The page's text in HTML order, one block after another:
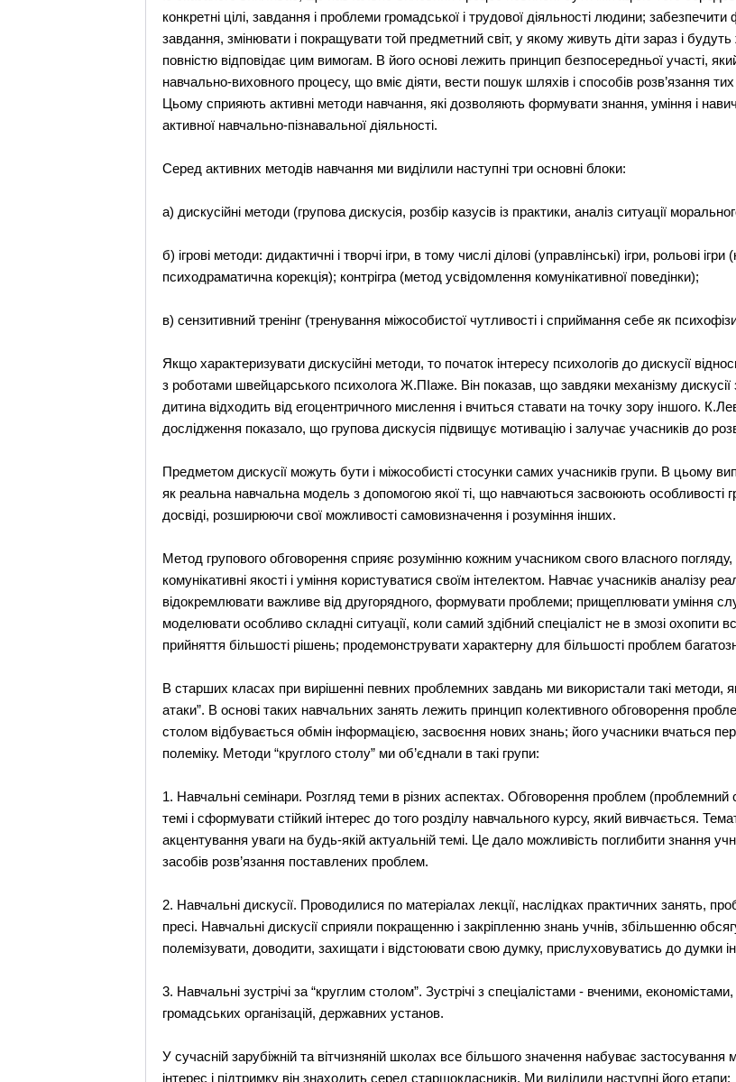
конкретні цілі, завдання і проблеми громадської і трудової діяльності людини;
завдання, змінювати і покращувати той предметний світ, у якому живуть діти зараз і
повністю відповідає цим вимогам. В його основі лежить принцип безпосередньої участі,
навчально-виховного процесу, що вміє діяти, вести пошук шляхів і способів розв’язання
Цьому сприяють активні методи навчання, які дозволяють формувати знання, уміння і
активної навчально-пізнавальної діяльності.
Серед активних методів навчання ми виділили наступні три основні блоки:
а) дискусійні методи (групова дискусія, розбір казусів із практики, аналіз ситуації
б) ігрові методи: дидактичні і творчі ігри, в тому числі ділові (управлінські) ігри, рольові
психодраматична корекція); контрігра (метод усвідомлення комунікативної поведінки);
в) сензитивний тренінг (тренування міжособистої чутливості і сприймання себе як
Якщо характеризувати дискусійні методи, то початок інтересу психологів до дискусії
з роботами швейцарського психолога Ж.ПІаже. Він показав, що завдяки механізму
дитина відходить від егоцентричного мислення і вчиться ставати на точку зору іншого.
дослідження показало, що групова дискусія підвищує мотивацію і залучає учасників до
Предметом дискусії можуть бути і міжособисті стосунки самих учасників групи. В цьому
як реальна навчальна модель з допомогою якої ті, що навчаються засвоюють особливості
досвіді, розширюючи свої можливості самовизначення і розуміння інших.
Метод групового обговорення сприяє розумінню кожним учасником свого власного погляду,
комунікативні якості і уміння користуватися своїм інтелектом. Навчає учасників аналізу
відокремлювати важливе від другорядного, формувати проблеми; прищеплювати уміння
моделювати особливо складні ситуації, коли самий здібний спеціаліст не в змозі охопити
прийняття більшості рішень; продемонструвати характерну для більшості проблем
В старших класах при вирішенні певних проблемних завдань ми використали такі методи,
атаки”. В основі таких навчальних занять лежить принцип колективного обговорення
столом відбувається обмін інформацією, засвоєння нових знань; його учасники вчаться
полеміку. Методи “круглого столу” ми об’єднали в такі групи:
1. Навчальні семінари. Розгляд теми в різних аспектах. Обговорення проблем (проблемний
темі і сформувати стійкий інтерес до того розділу навчального курсу, який вивчається.
акцентування уваги на будь-якій актуальній темі. Це дало можливість поглибити знання
засобів розв’язання поставлених проблем.
2. Навчальні дискусії. Проводилися по матеріалах лекції, наслідках практичних занять,
пресі. Навчальні дискусії сприяли покращенню і закріпленню знань учнів, збільшенню
полемізувати, доводити, захищати і відстоювати свою думку, прислуховуватись до думки
3. Навчальні зустрічі за “круглим столом”. Зустрічі з спеціалістами - вченими,
громадських організацій, державних установ.
У сучасній зарубіжній та вітчизняній школах все більшого значення набуває застосування
інтерес і підтримку він знаходить серед старшокласників. Ми виділили наступні його етапи: